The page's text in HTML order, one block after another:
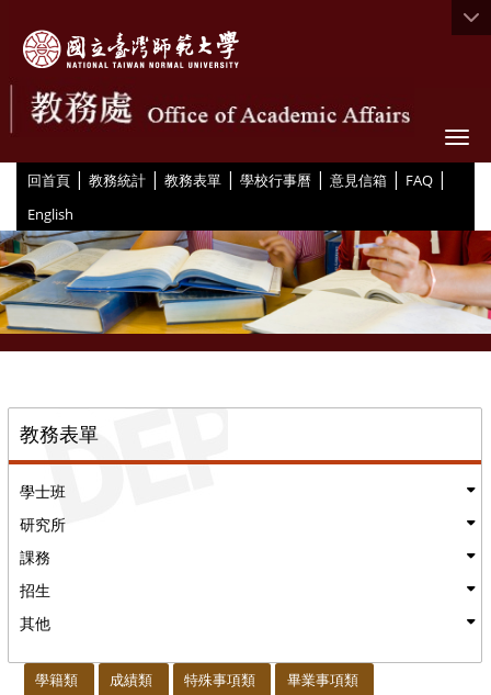
回首頁 | 教務統計 | 教務表單 | 學校行事曆 | 意見信箱 | FAQ |
English
教務表單
學士班
研究所
課務
招生
其他
學籍類 成績類 特殊事項類 畢業事項類